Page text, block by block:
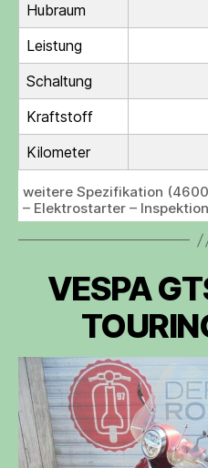
Hubraum
Leistung
Schaltung
Kraftstoff
Kilometer
weitere Spezifikation
– Elektrostarter –
VESPA